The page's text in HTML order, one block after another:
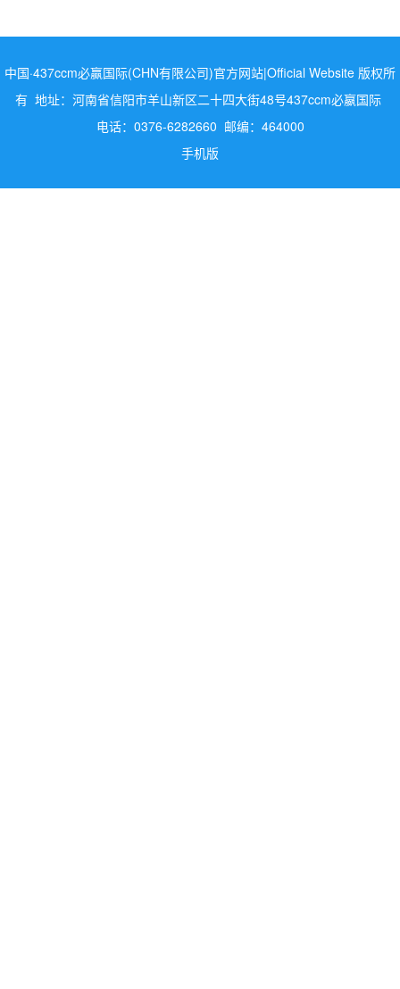
中国·437ccm必赢国际(CHN有限公司)官方网站|Official Website 版权所
有 地址：河南省信阳市羊山新区二十四大街48号437ccm必嬴国际
电话：0376-6282660 邮编：464000
手机版